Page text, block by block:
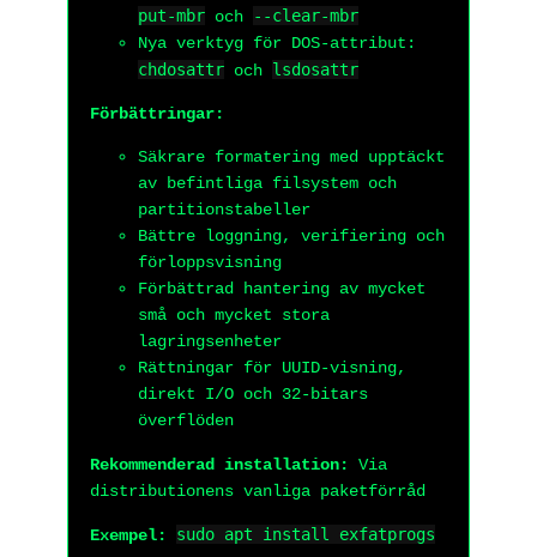
put-mbr och
--clear-mbr
Nya verktyg för DOS-attribut:
chdosattr och lsdosattr
Förbättringar:
Säkrare formatering med upptäckt
av befintliga filsystem och
partitionstabeller
Bättre loggning, verifiering och
förloppsvisning
Förbättrad hantering av mycket
små och mycket stora
lagringsenheter
Rättningar för UUID-visning,
direkt I/O och 32-bitars
överflöden
Rekommenderad installation:
Via
distributionens vanliga paketförråd
Exempel: sudo apt install exfatprogs